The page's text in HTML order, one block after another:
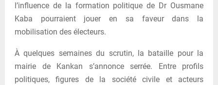
l’influence de la formation politique de Dr Ousmane
Kaba pourraient jouer en sa faveur dans la
mobilisation des électeurs.
À quelques semaines du scrutin, la bataille pour la
mairie de Kankan s’annonce serrée. Entre profils
politiques, figures de la société civile et acteurs